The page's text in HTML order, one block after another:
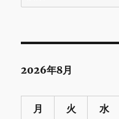
索:
2026年8月
月 火 水